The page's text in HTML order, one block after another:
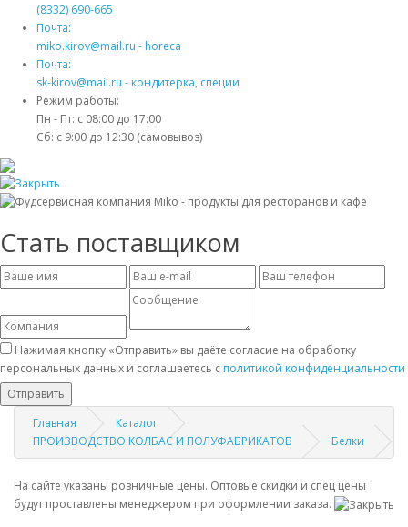
(8332) 690-665
Почта:
miko.kirov@mail.ru - horeca
Почта:
sk-kirov@mail.ru - кондитерка, специи
Режим работы:
Пн - Пт: с 08:00 до 17:00
Сб: с 9:00 до 12:30 (самовывоз)
Стать поставщиком
Нажимая кнопку «Отправить» вы даёте согласие на обработку
персональных данных и соглашаетесь с политикой конфиденциальности
Отправить
Главная
Каталог
ПРОИЗВОДСТВО КОЛБАС И ПОЛУФАБРИКАТОВ
Белки
На сайте указаны розничные цены. Оптовые скидки и спец цены
будут проставлены менеджером при оформлении заказа.